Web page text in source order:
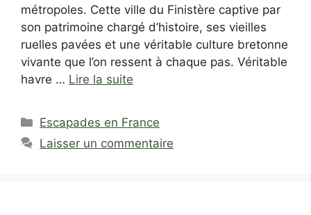
métropoles. Cette ville du Finistère captive par
son patrimoine chargé d’histoire, ses vieilles
ruelles pavées et une véritable culture bretonne
vivante que l’on ressent à chaque pas. Véritable
havre … Lire la suite
Catégories
Escapades en France
Laisser un commentaire